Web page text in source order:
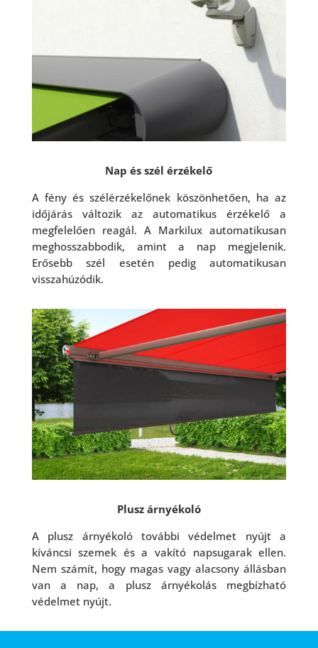
Nap és szél érzékelő
A fény és szélérzékelőnek köszönhetően, ha az
időjárás változik az automatikus érzékelő a
megfelelően reagál. A Markilux automatikusan
meghosszabbodik, amint a nap megjelenik.
Erősebb szél esetén pedig automatikusan
visszahúzódik.
Plusz árnyékoló
A plusz árnyékoló további védelmet nyújt a
kíváncsi szemek és a vakító napsugarak ellen.
Nem számít, hogy magas vagy alacsony állásban
van a nap, a plusz árnyékolás megbízható
védelmet nyújt.